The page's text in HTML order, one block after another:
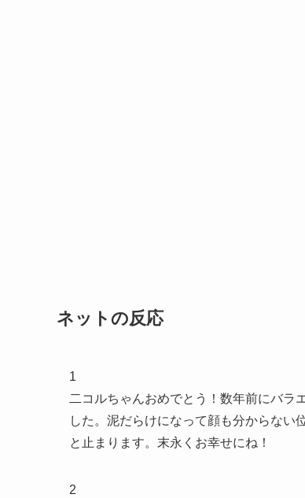
ネットの反応
1
二コルちゃんおめでとう！数年前にバ
した。泥だらけになって顔も分からない
と止まります。末永くお幸せにね！
2